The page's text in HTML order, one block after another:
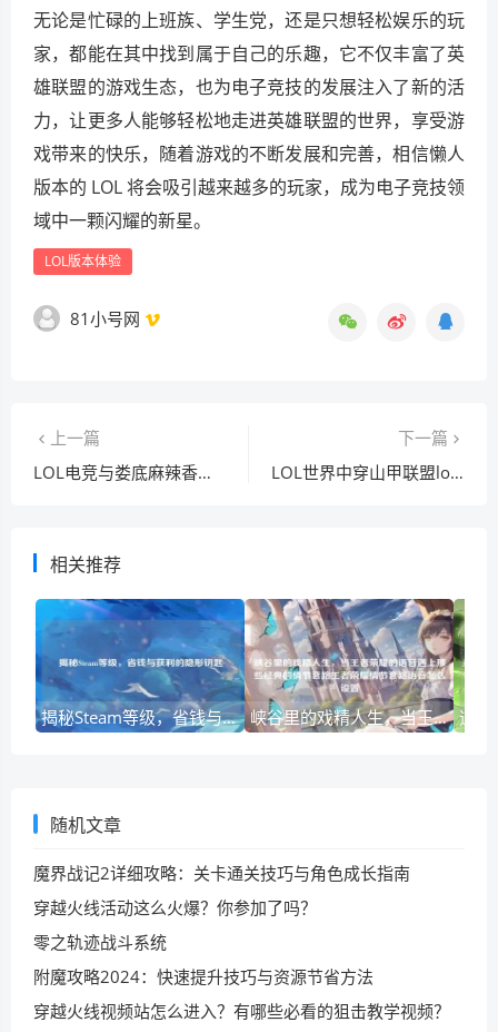
无论是忙碌的上班族、学生党，还是只想轻松娱乐的玩
家，都能在其中找到属于自己的乐趣，它不仅丰富了英
雄联盟的游戏生态，也为电子竞技的发展注入了新的活
力，让更多人能够轻松地走进英雄联盟的世界，享受游
戏带来的快乐，随着游戏的不断发展和完善，相信懒人
版本的 LOL 将会吸引越来越多的玩家，成为电子竞技领
域中一颗闪耀的新星。
LOL版本体验
81小号网
上一篇
LOL电竞与娄底麻辣香锅，探寻奇妙碰撞与美食出处
下一篇
LOL世界中穿山甲联盟logo，图像背后的奇幻与思考
相关推荐
揭秘Steam等级，省钱与获利的隐形钥匙 峡谷里的戏精人生，当王者荣耀的语音遇上那些经典的情节套路王者荣耀情节套路语音怎么设置
随机文章
魔界战记2详细攻略：关卡通关技巧与角色成长指南
穿越火线活动这么火爆？你参加了吗？
零之轨迹战斗系统
附魔攻略2024：快速提升技巧与资源节省方法
穿越火线视频站怎么进入？有哪些必看的狙击教学视频？